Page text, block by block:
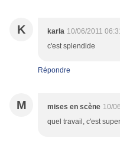
K karla 10/06/2011
c'est splendide
Répondre
M mises en scène 10/
quel travail, c'est